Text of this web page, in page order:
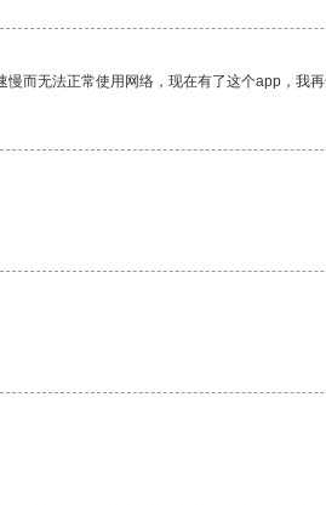
而无法正常使用网络，现在有了这个app，我再